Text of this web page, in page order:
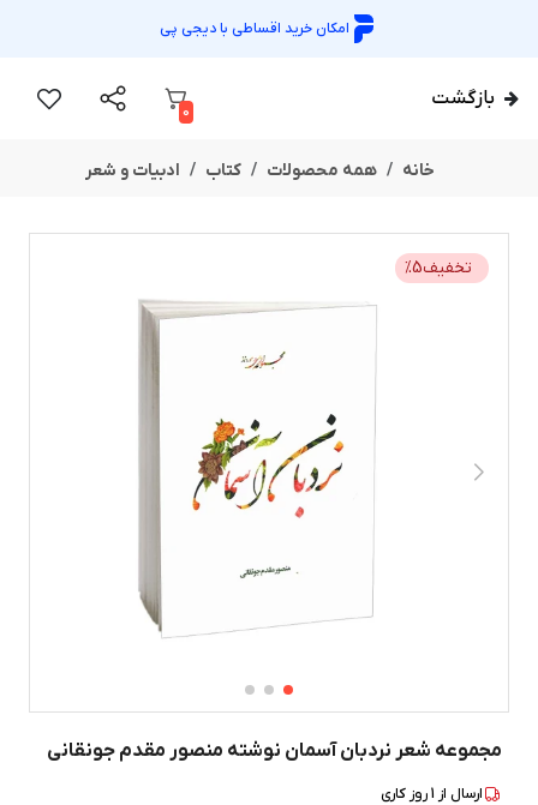
امکان خرید اقساطی بادیجی پی
بازگشت
0
خانه همه محصولات کتاب ادبیات و شعر
تخفیف %5
مجموعه شعر نردبان آسمان نوشته منصور مقدم جونقانی
ارسال از 1روز کاری